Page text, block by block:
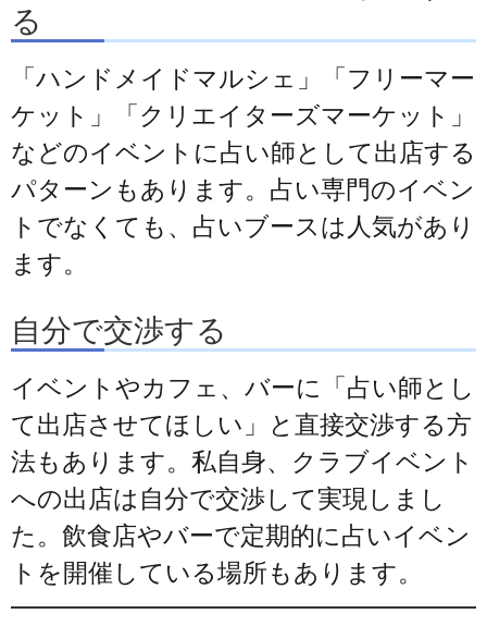
る
「ハンドメイドマルシェ」「フリーマー
ケット」「クリエイターズマーケット」
などのイベントに占い師として出店する
パターンもあります。占い専門のイベン
トでなくても、占いブースは人気があり
ます。
自分で交渉する
イベントやカフェ、バーに「占い師とし
て出店させてほしい」と直接交渉する方
法もあります。私自身、クラブイベント
への出店は自分で交渉して実現しまし
た。飲食店やバーで定期的に占いイベン
トを開催している場所もあります。